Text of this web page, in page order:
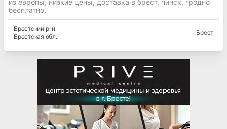
из европы, низкие цены, доставка в брест, пинск, гродно
бесплатно.
Брестскийр-н
Брестская обл.
Брест